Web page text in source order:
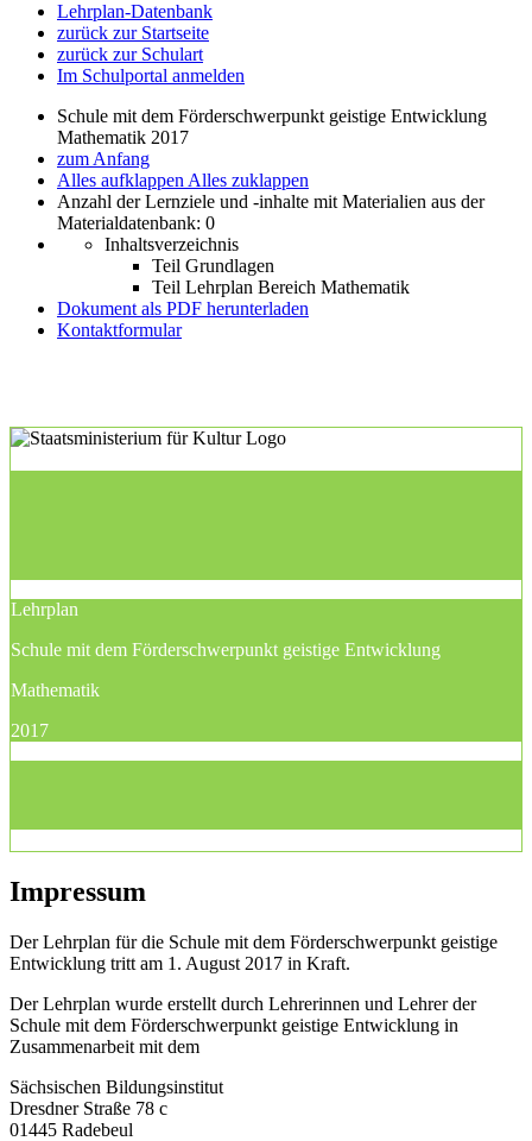
Lehrplan-Datenbank
zurück zur Startseite
zurück zur Schulart
Im Schulportal anmelden
Schule mit dem Förderschwerpunkt geistige Entwicklung
Mathematik 2017
zum Anfang
Alles aufklappen Alles zuklappen
Anzahl der Lernziele und -inhalte mit Materialien aus der
Materialdatenbank: 0
Inhaltsverzeichnis
Teil Grundlagen
Teil Lehrplan Bereich Mathematik
Dokument als PDF herunterladen
Kontaktformular
Lehrplan
Schule mit dem Förderschwerpunkt geistige Entwicklung
Mathematik
2017
Impressum
Der Lehrplan für die Schule mit dem Förderschwerpunkt geistige
Entwicklung tritt am 1. August 2017 in Kraft.
Der Lehrplan wurde erstellt durch Lehrerinnen und Lehrer der
Schule mit dem Förderschwerpunkt geistige Entwicklung in
Zusammenarbeit mit dem
Sächsischen Bildungsinstitut
Dresdner Straße 78 c
01445 Radebeul